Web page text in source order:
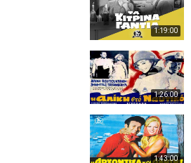
1:19:00
1:26:00
1:43:00